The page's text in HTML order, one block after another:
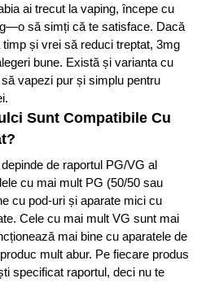
ai trecut la vaping, începe cu
să simți că te satisface. Dacă
și vrei să reduci treptat, 3mg
bune. Există și varianta cu
vapezi pur și simplu pentru
Sunt Compatibile Cu
de raportul PG/VG al
cu mai mult PG (50/50 sau
cu pod-uri și aparate mici cu
Cele cu mai mult VG sunt mai
mai bine cu aparatele de
mult abur. Pe fiecare produs
specificat raportul, deci nu te